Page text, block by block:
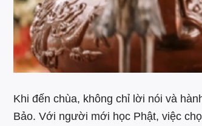
Khi đến chùa, không chỉ lời nói và
Bảo. Với người mới học Phật, việc